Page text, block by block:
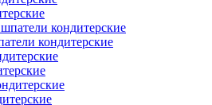
кондитерские